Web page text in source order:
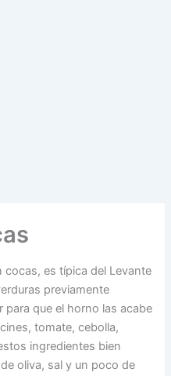
cocas, es típica del Levante
previamente
que el horno las acabe
tomate, cebolla,
ingredientes bien
oliva, sal y un poco de